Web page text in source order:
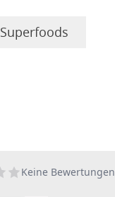
Superfoods
Keine Bewertungen